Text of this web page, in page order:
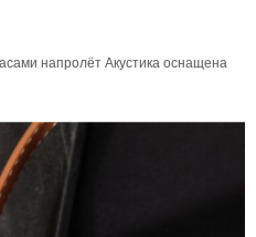
напролёт Акустика оснащена